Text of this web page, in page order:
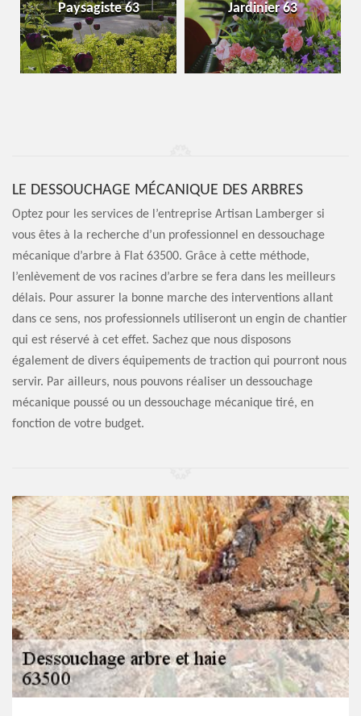
Paysagiste 63 Jardinier 63
LE DESSOUCHAGE MÉCANIQUE DES ARBRES
Optez pour les services de l’entreprise Artisan Lamberger si
vous êtes à la recherche d’un professionnel en dessouchage
mécanique d’arbre à Flat 63500. Grâce à cette méthode,
l’enlèvement de vos racines d’arbre se fera dans les meilleurs
délais. Pour assurer la bonne marche des interventions allant
dans ce sens, nos professionnels utiliseront un engin de chantier
qui est réservé à cet effet. Sachez que nous disposons
également de divers équipements de traction qui pourront nous
servir. Par ailleurs, nous pouvons réaliser un dessouchage
mécanique poussé ou un dessouchage mécanique tiré, en
fonction de votre budget.